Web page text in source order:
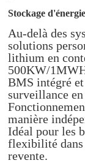
Stockage
Au-delà des
solutions
lithium en
500KW/
BMS intégré
surveillance
manière
Idéal pour les
flexibilité
revente.